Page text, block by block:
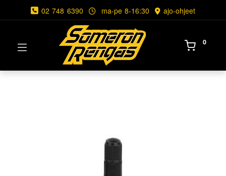
02 748 6390 ma-pe 8-16:30 ajo-ohjeet
0